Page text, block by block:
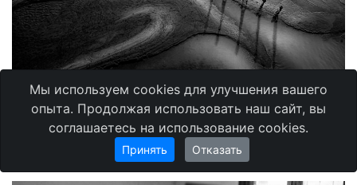
Kyaw Soe Hlaing
Мьянма, Mandalay
Мы используем cookies для улучшения вашего
опыта. Продолжая использовать наш сайт, вы
соглашаетесь на использование cookies.
Принять Отказать